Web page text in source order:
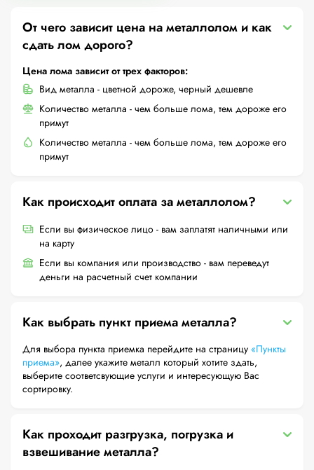
От чего зависит цена на металлолом и как
сдать лом дорого?
Цена лома зависит от трех факторов:
Вид металла - цветной дороже, черный дешевле
Количество металла - чем больше лома, тем дороже его
примут
Количество металла - чем больше лома, тем дороже его
примут
Как происходит оплата за металлолом?
Если вы физическое лицо - вам заплатят наличными или
на карту
Если вы компания или производство - вам переведут
деньги на расчетный счет компании
Как выбрать пункт приема металла?
Для выбора пункта приемка перейдите на страницу «Пункты
приема», далее укажите металл который хотите здать,
выберите соответсвующие услуги и интересующую Вас
сортировку.
Как проходит разгрузка, погрузка и
взвешивание металла?